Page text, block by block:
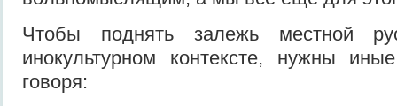
Чтобы поднять залежь местной
инокультурном контексте, нужны
говоря: